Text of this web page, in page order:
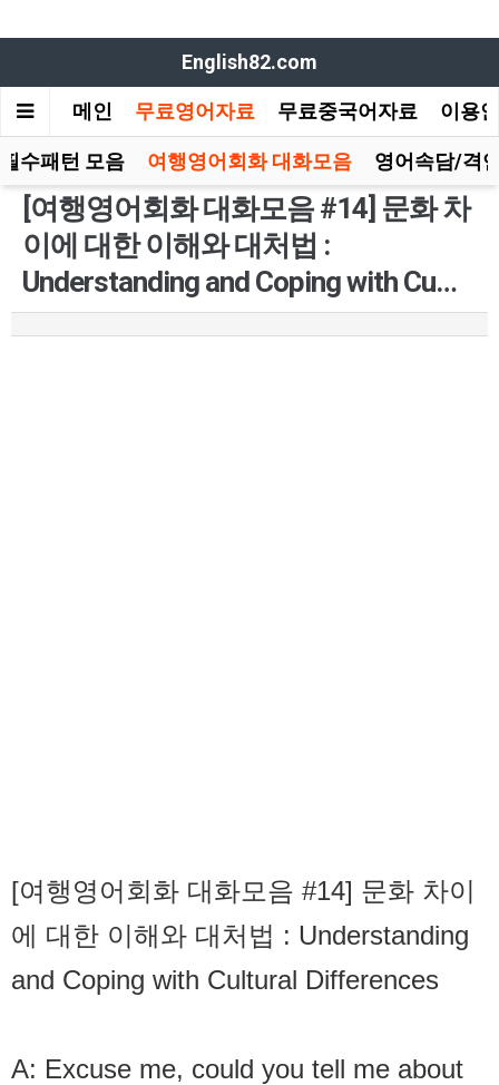
English82.com
메인 무료영어자료 무료중국어자료 이용
수패턴 모음 여행영어회화 대화모음 영어속담/격
[여행영어회화 대화모음 #14] 문화 차
이에 대한 이해와 대처법 :
Understanding and Coping with Cu…
[여행영어회화 대화모음 #14] 문화 차이
에 대한 이해와 대처법 : Understanding
and Coping with Cultural Differences
A: Excuse me, could you tell me about